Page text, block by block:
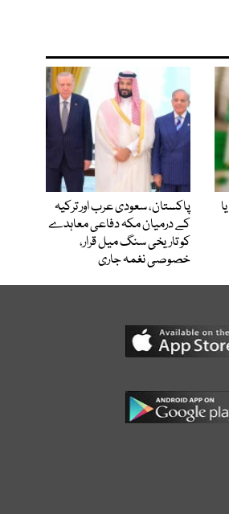
دھرنے کا مسئلہ حل ہوا تو 20 یا
پاکستان، سعودی عرب اور ترکیہ
کے درمیان مکہ دفاعی معاہدے
کو تاریخی سنگ میل قرار،
خصوصی نغمہ جاری